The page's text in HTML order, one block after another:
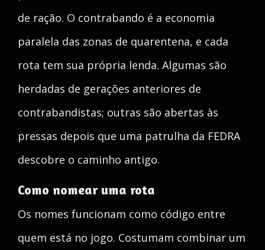
de ração. O contrabando é a economia
paralela das zonas de quarentena, e cada
rota tem sua própria lenda. Algumas são
herdadas de gerações anteriores de
contrabandistas; outras são abertas às
pressas depois que uma patrulha da FEDRA
descobre o caminho antigo.
Como nomear uma rota
Os nomes funcionam como código entre
quem está no jogo. Costumam combinar um